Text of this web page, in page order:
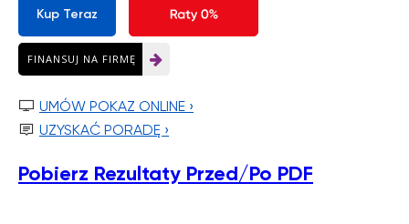
Kup Teraz
FINANSUJ NA FIRMĘ
 UMÓW POKAZ ONLINE ›
 UZYSKAĆ PORADĘ ›
Pobierz Rezultaty Przed/Po PDF
Twoja zniżka jest
ukryta w e-voucherze